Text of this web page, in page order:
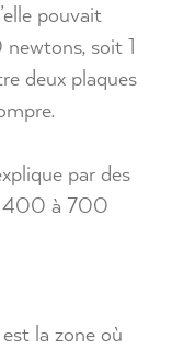
pouvait
soit 1
deux plaques
par des
400 à 700
la zone où